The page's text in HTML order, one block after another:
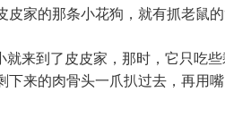
皮家的那条小花狗，就有抓老鼠
就来到了皮皮家，那时，它只吃
下来的肉骨头一爪扒过去，再用